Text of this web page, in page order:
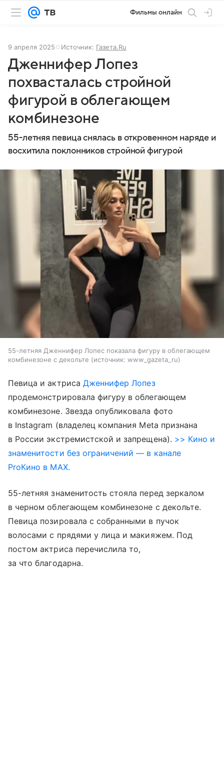
Фильмы онлайн
9 апреля 2025 Источник: Газета.Ru
Дженнифер Лопез
похвасталась стройной
фигурой в облегающем
комбинезоне
55-летняя певица снялась в откровенном наряде и
восхитила поклонников стройной фигурой
55-летняя Дженнифер Лопес показала фигуру в облегающем
комбинезоне с декольте
источник: www_gazeta_ru
Певица и актриса Дженнифер Лопез
продемонстрировала фигуру в облегающем
комбинезоне. Звезда опубликовала фото
в Instagram (владелец компания Meta признана
в России экстремистской и запрещена). >> Кино и
знаменитости без ограничений — в канале
ProКино в MAX.
55-летняя знаменитость стояла перед зеркалом
в черном облегающем комбинезоне с декольте.
Певица позировала с собранными в пучок
волосами с прядями у лица и макияжем. Под
постом актриса перечислила то,
за что благодарна.